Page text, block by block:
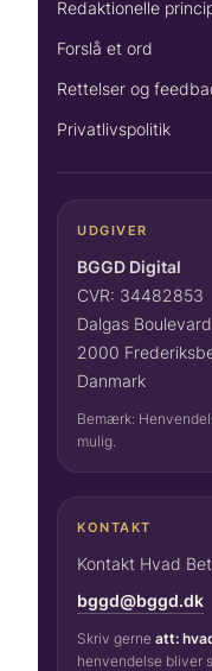
Redaktionelle
Forslå et ord
Rettelser og
Privatlivspolitik
UDGIVER
BGGD Digital
CVR: 34482853
Dalgas
2000
Danmark
Bemærk:
mulig.
KONTAKT
Kontakt Hvad
bggd@bggd.dk
Skriv gerne att:
henvendelse bliver